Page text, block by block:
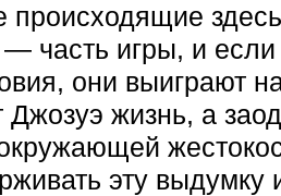
происходящие
— часть игры, и
они выиграют
Джозуэ жизнь, а
эту